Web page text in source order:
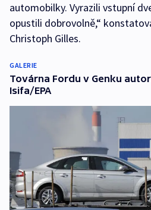
automobilky. Vyrazili vstupní
opustili dobrovolně,“
Christoph Gilles.
GALERIE
Továrna Fordu v Genku
Isifa/EPA